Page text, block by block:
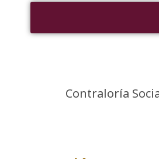
Contraloría